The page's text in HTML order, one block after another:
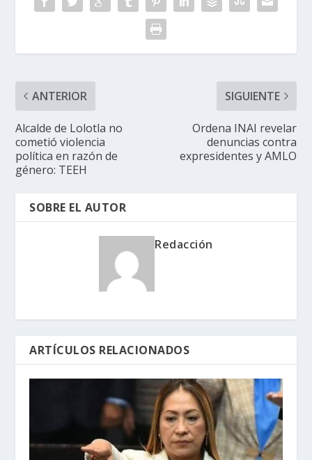
ANTERIOR
Alcalde de Lolotla no
cometió violencia
política en razón de
género: TEEH
SIGUIENTE
Ordena INAI revelar
denuncias contra
expresidentes y AMLO
SOBRE EL AUTOR
Redacción
ARTÍCULOS RELACIONADOS